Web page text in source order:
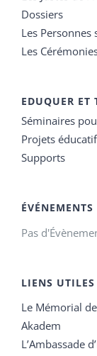
Dossiers
Les Personnes
Les
EDUQUER ET
Séminaires
Projets
Supports
ÉVÉNEMENTS
Pas
LIENS UTILES
Le Mémorial
Akadem
L’Ambassade